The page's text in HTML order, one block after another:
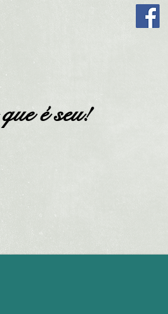
é seu!
SOLICITE COTAÇÃO